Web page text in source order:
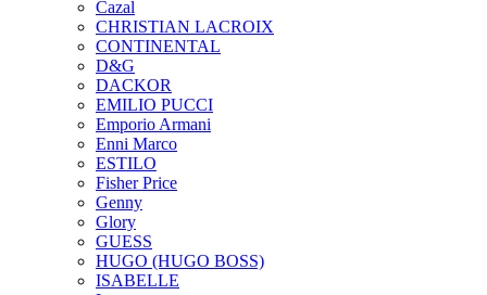
Cazal
CHRISTIAN LACROIX
CONTINENTAL
D&G
DACKOR
EMILIO PUCCI
Emporio Armani
Enni Marco
ESTILO
Fisher Price
Genny
Glory
GUESS
HUGO (HUGO BOSS)
ISABELLE